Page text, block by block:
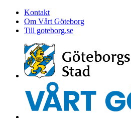
Kontakt
Om Vårt Göteborg
Till goteborg.se